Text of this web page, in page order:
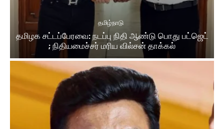
தமிழ்நாடு
தமிழக சட்டப்பேரவை: நடப்பு நிதி ஆண்​டு பொது பட்ஜெட்
; நிதியமைச்சர் மரிய வில்சன் தாக்​கல்